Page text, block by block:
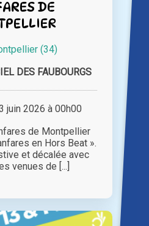
DE
(34)
DES FAUBOURGS
2026 à 00h00
de Montpellier
en Hors Beat ».
et décalée avec
venues de [...]